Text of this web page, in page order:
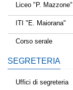
Liceo "P. Mazzone"
ITI "E. Maiorana"
Corso serale
SEGRETERIA
Uffici di segreteria